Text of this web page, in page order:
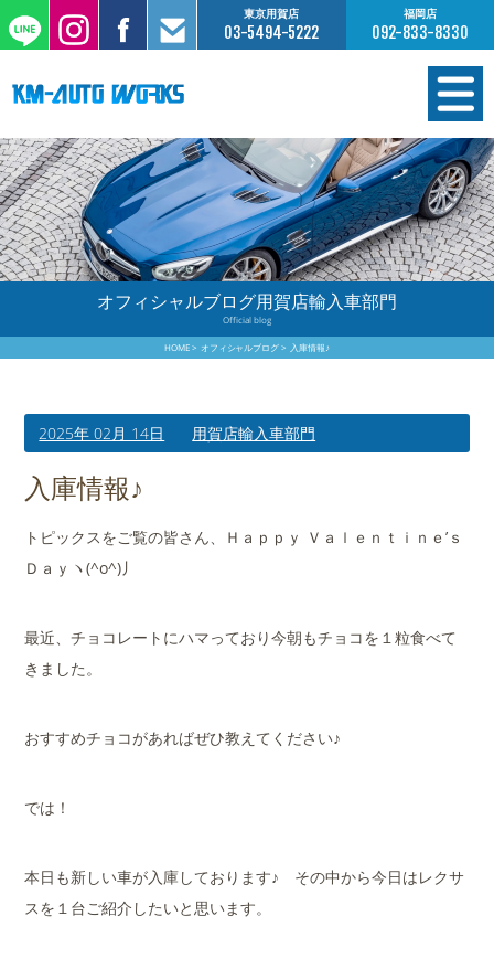
東京用賀店
03-5494-5222
福岡店
092-833-8330
在庫情報
オーダー販売
工場サービス
保証について
買取査定のご案内
会社概要
オフィシャルブログ用賀店輸入車部門
Official blog
HOME オフィシャルブログ 入庫情報♪
2025年 02月 14日 用賀店輸入車部門
入庫情報♪
トピックスをご覧の皆さん、Ｈａｐｐｙ Ｖａｌｅｎｔｉｎｅ’ｓ
Ｄａｙヽ(^o^)丿
最近、チョコレートにハマっており今朝もチョコを１粒食べて
きました。
おすすめチョコがあればぜひ教えてください♪
では！
本日も新しい車が入庫しております♪ その中から今日はレクサ
スを１台ご紹介したいと思います。